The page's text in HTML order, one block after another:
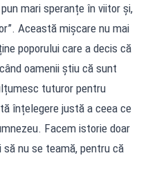
mari speranțe în viitor și,
Această mișcare nu mai
poporului care a decis că
oamenii știu că sunt
tuturor pentru
înțelegere justă a ceea ce
Facem istorie doar
să nu se teamă, pentru că